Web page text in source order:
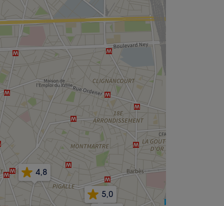
4,8
5,0